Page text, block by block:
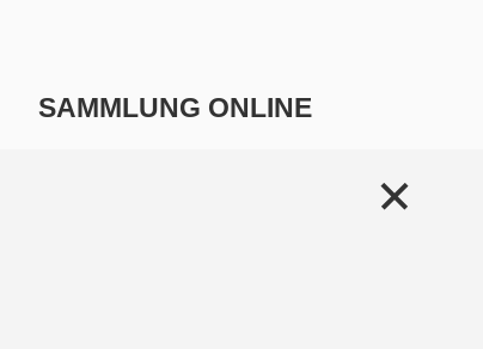
SAMMLUNG ONLINE